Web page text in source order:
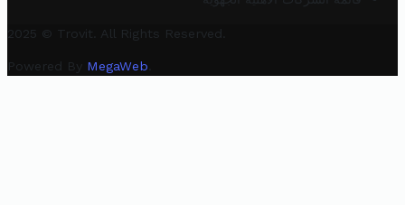
2025 © Trovit. All Rights Reserved.
Powered By MegaWeb